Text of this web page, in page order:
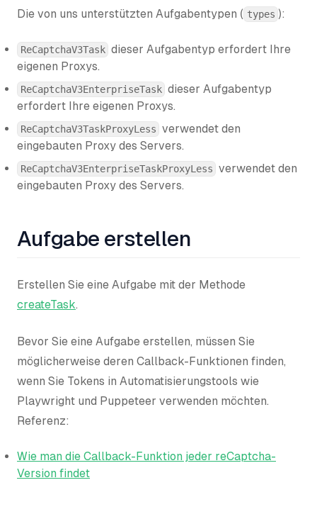
Die von uns unterstützten Aufgabentypen ( types ):
ReCaptchaV3Task dieser Aufgabentyp erfordert Ihre
eigenen Proxys.
ReCaptchaV3EnterpriseTask dieser Aufgabentyp
erfordert Ihre eigenen Proxys.
ReCaptchaV3TaskProxyLess verwendet den
eingebauten Proxy des Servers.
ReCaptchaV3EnterpriseTaskProxyLess verwendet den
eingebauten Proxy des Servers.
Aufgabe erstellen
Erstellen Sie eine Aufgabe mit der Methode
createTask.
Bevor Sie eine Aufgabe erstellen, müssen Sie
möglicherweise deren Callback-Funktionen finden,
wenn Sie Tokens in Automatisierungstools wie
Playwright und Puppeteer verwenden möchten.
Referenz:
Wie man die Callback-Funktion jeder reCaptcha-
Version findet